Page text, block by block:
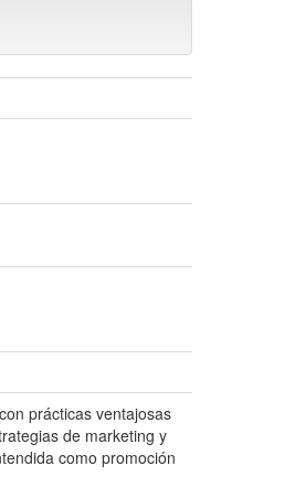
prácticas ventajosas
de marketing y
como promoción